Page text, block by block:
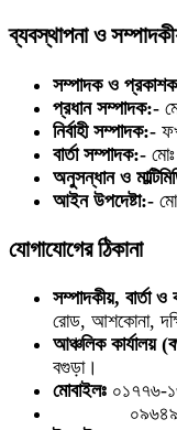
ব্যবস্থাপনা ও
সম্পাদক ও
প্রধান সম্পাদক:-
নির্বাহী সম্পাদক:-
বার্তা সম্পাদক:-
অনুসন্ধান ও
আইন উপদেষ্টা:-
যোগাযোগের ঠিকানা
সম্পাদকীয়, বার্তা ও
রোড, আশকোনা,
আঞ্চলিক কার্যালয়
বগুড়া।
মোবাইলঃ ০১৭৭৬-
০৯৬৪৯-